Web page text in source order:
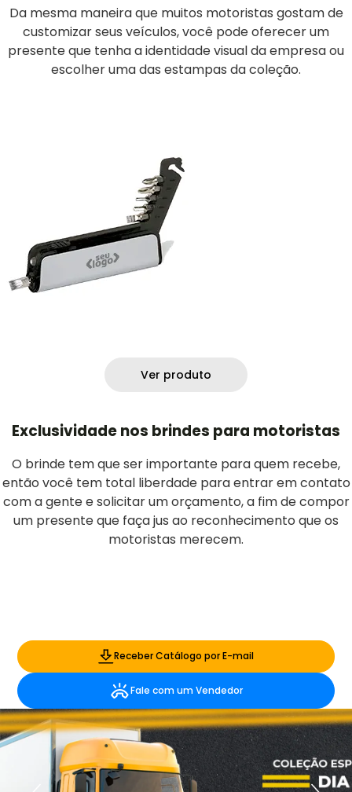
Da mesma maneira que muitos motoristas gostam de
customizar seus veículos, você pode oferecer um
presente que tenha a identidade visual da empresa ou
escolher uma das estampas da coleção.
Ver produto
Exclusividade nos brindes para motoristas
O brinde tem que ser importante para quem recebe,
então você tem total liberdade para entrar em contato
com a gente e solicitar um orçamento, a fim de compor
um presente que faça jus ao reconhecimento que os
motoristas merecem.
Receber Catálogo por E-mail
Fale com um Vendedor